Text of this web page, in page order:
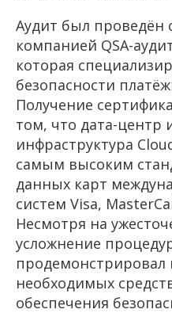
Аудит был проведён
компанией QSA-
которая
безопасности
Получение
том, что дата-центр
инфраструктура
самым высоким
данных карт
систем Visa,
Несмотря на
усложнение
продемонстрировал
необходимых
обеспечения